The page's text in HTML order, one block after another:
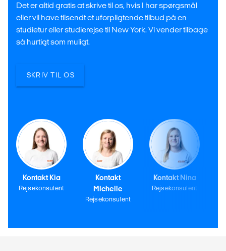
Det er altid gratis at skrive til os, hvis I har spørgsmål
eller vil have tilsendt et uforpligtende tilbud på en
studietur eller studierejse til New York. Vi vender tilbage
så hurtigt som muligt.
SKRIV TIL OS
Kontakt Kia
Rejsekonsulent
Kontakt
Michelle
Rejsekonsulent
Kontakt Nina
Rejsekonsulent